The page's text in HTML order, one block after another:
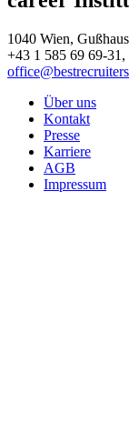
1040 Wien,
+43 1 585 69 69-
Über uns
Kontakt
Presse
Karriere
AGB
Impressum